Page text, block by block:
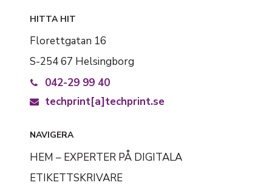
HITTA HIT
Florettgatan 16
S-254 67 Helsingborg
042-29 99 40
techprint[a]techprint.se
NAVIGERA
HEM – EXPERTER PÅ DIGITALA
ETIKETTSKRIVARE